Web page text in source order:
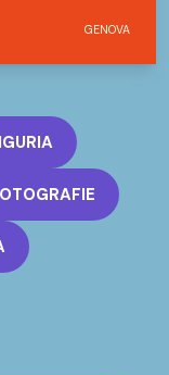
GENOVA